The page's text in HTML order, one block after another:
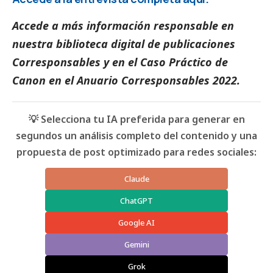
Accede a más información responsable en
nuestra biblioteca digital de publicaciones
Corresponsables y en el Caso Práctico de
Canon en elAnuario Corresponsables 2022.
💡 Selecciona tu IA preferida para generar en
segundos un análisis completo del contenido y una
propuesta de post optimizado para redes sociales:
Claude
ChatGPT
Google AI
Gemini
Grok